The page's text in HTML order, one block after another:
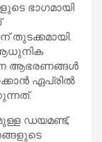
ഭാഗമായി
തുടക്കമായി.
ആഭരണങ്ങൾ
ഏപ്രിൽ
ഡയമണ്ട്,